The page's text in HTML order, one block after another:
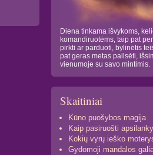
Diena tinkama išvykoms,
komandiruotėms, taip pat
pirkti ar parduoti, bylinėtis
pat geras metas pailsėti,
vienumoje su savo mintimis.
Skaitiniai
Kūno puošybos magija
Kaip pasiruošti
Kokių vyrų ieško
Gydomoji mandalos